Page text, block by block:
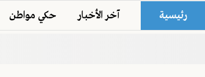
رئيسية آخر الأخبار حكي مواطن